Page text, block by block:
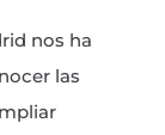
nos ha
las